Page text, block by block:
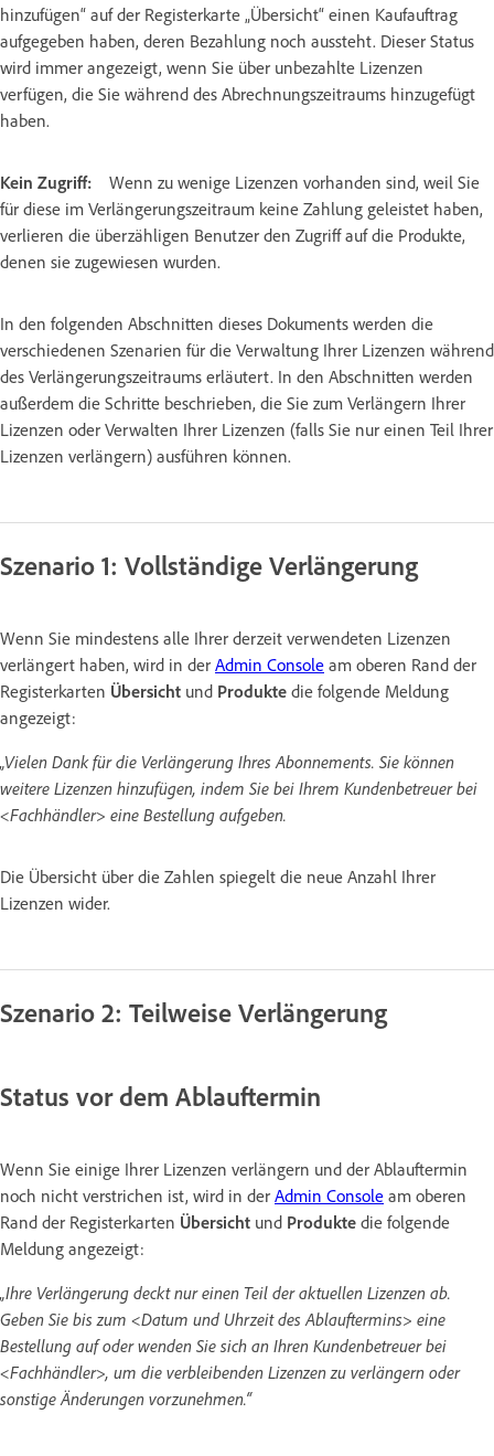
hinzufügen“ auf der Registerkarte „Übersicht“ einen Kaufauftrag
aufgegeben haben, deren Bezahlung noch aussteht. Dieser Status
wird immer angezeigt, wenn Sie über unbezahlte Lizenzen
verfügen, die Sie während des Abrechnungszeitraums hinzugefügt
haben.
Kein Zugriff:
Wenn zu wenige Lizenzen vorhanden sind, weil Sie
für diese im Verlängerungszeitraum keine Zahlung geleistet haben,
verlieren die überzähligen Benutzer den Zugriff auf die Produkte,
denen sie zugewiesen wurden.
In den folgenden Abschnitten dieses Dokuments werden die
verschiedenen Szenarien für die Verwaltung Ihrer Lizenzen während
des Verlängerungszeitraums erläutert. In den Abschnitten werden
außerdem die Schritte beschrieben, die Sie zum Verlängern Ihrer
Lizenzen oder Verwalten Ihrer Lizenzen (falls Sie nur einen Teil Ihrer
Lizenzen verlängern) ausführen können.
Szenario 1: Vollständige Verlängerung
Wenn Sie mindestens alle Ihrer derzeit verwendeten Lizenzen
verlängert haben, wird in der Admin Console am oberen Rand der
Registerkarten Übersicht und Produkte die folgende Meldung
angezeigt:
„Vielen Dank für die Verlängerung Ihres Abonnements. Sie können
weitere Lizenzen hinzufügen, indem Sie bei Ihrem Kundenbetreuer bei
<Fachhändler> eine Bestellung aufgeben.
Die Übersicht über die Zahlen spiegelt die neue Anzahl Ihrer
Lizenzen wider.
Szenario 2: Teilweise Verlängerung
Status vor dem Ablauftermin
Wenn Sie einige Ihrer Lizenzen verlängern und der Ablauftermin
noch nicht verstrichen ist, wird in der Admin Console am oberen
Rand der Registerkarten Übersicht und Produkte die folgende
Meldung angezeigt:
„Ihre Verlängerung deckt nur einen Teil der aktuellen Lizenzen ab.
Geben Sie bis zum <Datum und Uhrzeit des Ablauftermins> eine
Bestellung auf oder wenden Sie sich an Ihren Kundenbetreuer bei
<Fachhändler>, um die verbleibenden Lizenzen zu verlängern oder
sonstige Änderungen vorzunehmen.“